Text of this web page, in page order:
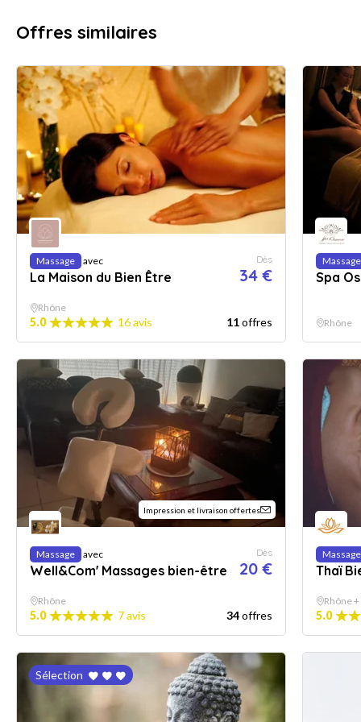
Offres similaires
Massage avec
La Maison du Bien Être
Dès
34 €
Rhône
5.0 16 avis 11offres
Massage
Spa
Rhône
Impression et livraison offertes
Massage avec
Well&Com' Massages bien-être
Dès
20 €
Rhône
5.0 7 avis 34offres
Massage
Thaï
Rhône
5.0
Sélection